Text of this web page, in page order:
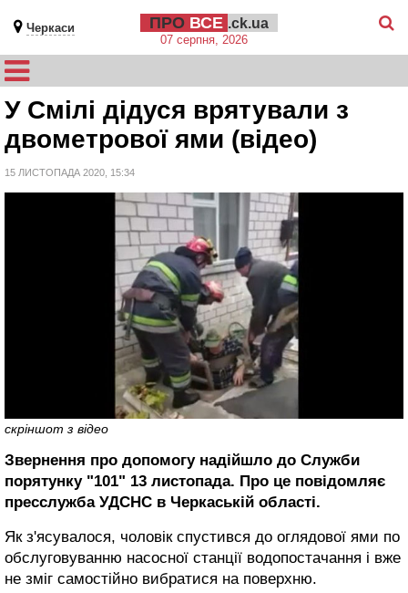
Черкаси ПРО ВСЕ .ck.ua
07 серпня, 2026
У Смілі дідуся врятували з
двометрової ями (відео)
15 ЛИСТОПАДА 2020, 15:34
скріншот з відео
Звернення про допомогу надійшло до Служби
порятунку "101" 13 листопада. Про це повідомляє
пресслужба УДСНС в Черкаській області.
Як з'ясувалося, чоловік спустився до оглядової ями по
обслуговуванню насосної станції водопостачання і вже
не зміг самостійно вибратися на поверхню.